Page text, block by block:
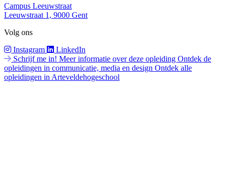
Campus Leeuwstraat
Leeuwstraat 1, 9000 Gent
Volg ons
Instagram
LinkedIn
Schrijf me in! Meer informatie over deze opleiding Ontdek de
opleidingen in communicatie, media en design Ontdek alle
opleidingen in Arteveldehogeschool